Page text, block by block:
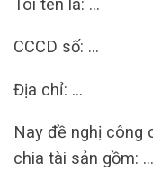
Tôi tên là: …
CCCD số: …
Địa chỉ: …
Nay đề nghị công
chia tài sản gồm: …